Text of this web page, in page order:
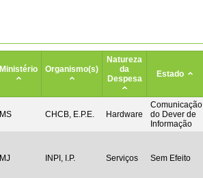
Ministério Organismo(s)
Natureza
da
Despesa
Estado
MS CHCB, E.P.E. Hardware
Comunicação
do Dever de
Informação
MJ INPI, I.P. Serviços Sem Efeito